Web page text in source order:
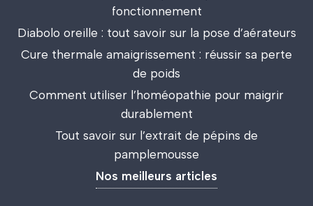
fonctionnement
Diabolo oreille : tout savoir sur la pose d’aérateurs
Cure thermale amaigrissement : réussir sa perte
de poids
Comment utiliser l’homéopathie pour maigrir
durablement
Tout savoir sur l’extrait de pépins de
pamplemousse
Nos meilleurs articles